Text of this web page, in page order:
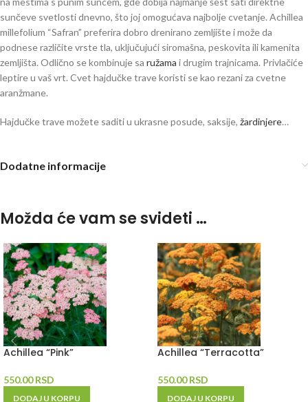
sunčeve svetlosti dnevno, što joj omogućava najbolje cvetanje. Achillea
millefolium “Safran” preferira dobro drenirano zemljište i može da
podnese različite vrste tla, uključujući siromašna, peskovita ili kamenita
zemljišta. Odlično se kombinuje sa ružama i drugim trajnicama. Privlačiće
leptire u vaš vrt. Cvet hajdučke trave koristi se kao rezani za cvetne
aranžmane.
Hajdučke trave možete saditi u ukrasne posude, saksije, žardinjere…
Dodatne informacije
Možda će vam se svideti …
Achillea “Pink”
550.00RSD
DODAJ U KORPU
Achillea “Terracotta”
550.00RSD
DODAJ U KORPU